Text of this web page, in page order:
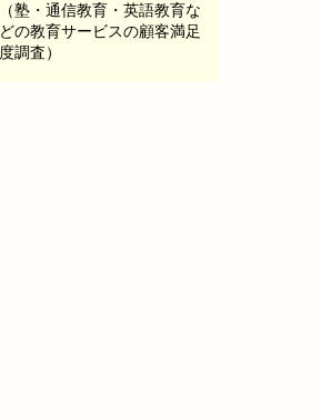
（塾・通信教育・英語教育な
どの教育サービスの顧客満足
度調査）